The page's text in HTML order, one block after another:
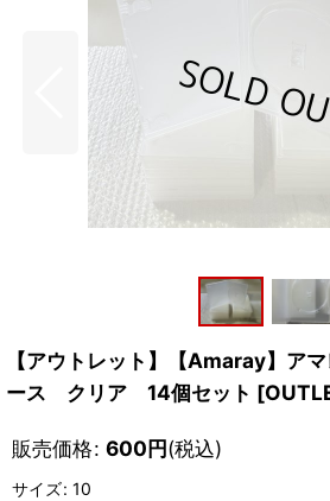
【アウトレット】【Amaray】ア
ース クリア 14個セット [
販売価格: 600円(税込)
サイズ: 10